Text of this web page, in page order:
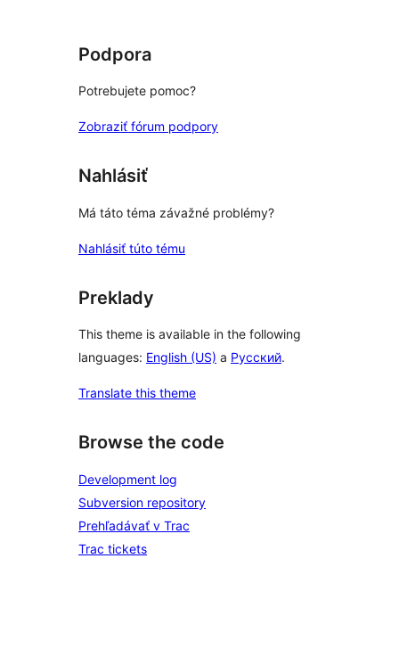
Podpora
Potrebujete pomoc?
Zobraziť fórum podpory
Nahlásiť
Má táto téma závažné problémy?
Nahlásiť túto tému
Preklady
This theme is available in the following
languages: English (US) a Русский.
Translate this theme
Browse the code
Development log
Subversion repository
Prehľadávať v Trac
Trac tickets